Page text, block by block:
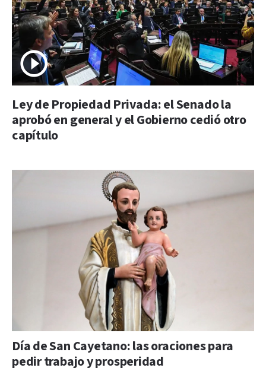
Ley de Propiedad Privada: el Senado la
aprobó en general y el Gobierno cedió otro
capítulo
Día de San Cayetano: las oraciones para
pedir trabajo y prosperidad